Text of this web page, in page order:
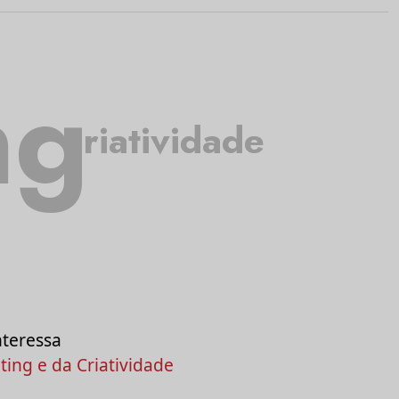
criatividade
e da Criatividade